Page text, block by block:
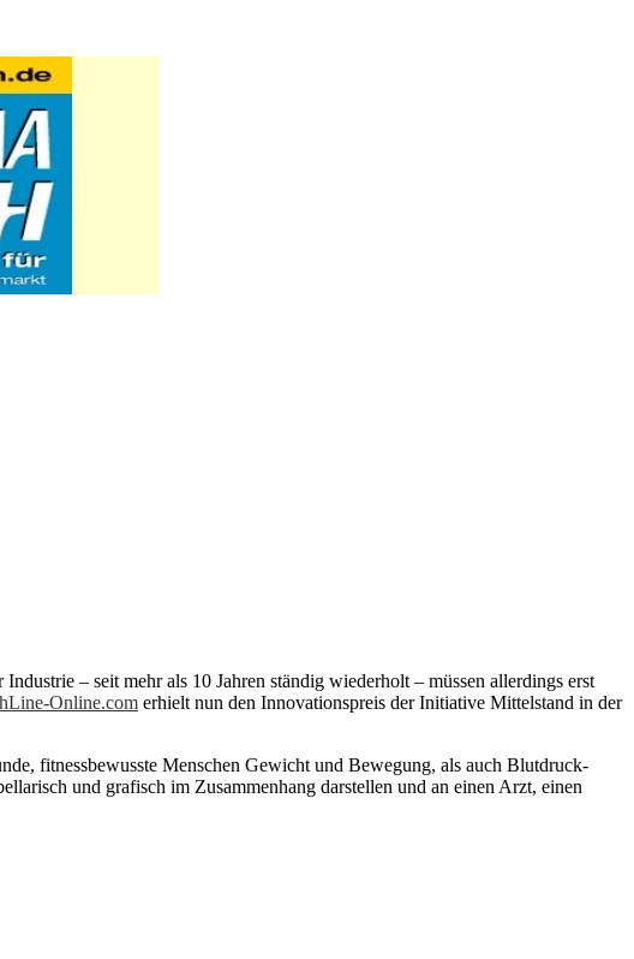
– seit mehr als 10 Jahren ständig wiederholt – müssen allerdings erst
hLine-Online.com erhielt nun den Innovationspreis der Initiative Mittelstand in der
fitnessbewusste Menschen Gewicht und Bewegung, als auch Blutdruck-
und grafisch im Zusammenhang darstellen und an einen Arzt, einen